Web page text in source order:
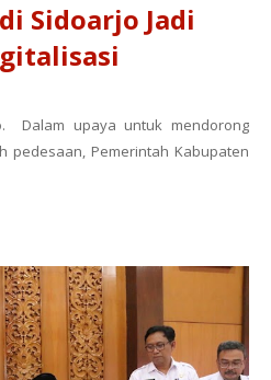
Sidoarjo Jadi
Dalam upaya untuk mendorong
pedesaan, Pemerintah Kabupaten